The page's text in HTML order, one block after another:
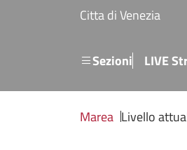
Salta al contenuto principale
Citta di Venezia
SezioniMenu
LIVE
Marea Livello